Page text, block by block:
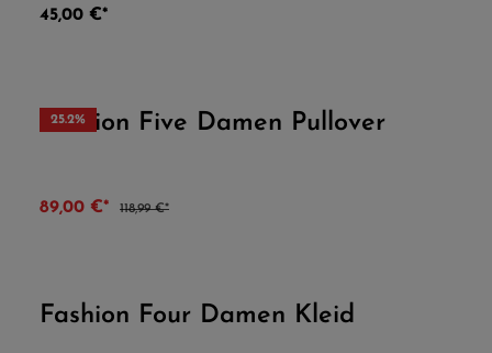
45,00 €*
25.2%
Fashion Five Damen Pullover
89,00 €* 118,99 €*
Fashion Four Damen Kleid